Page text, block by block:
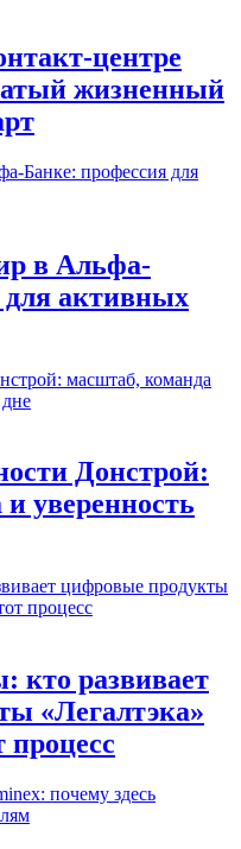
центре
жизненный
в Альфа-
активных
Донстрой:
уверенность
кто развивает
«Легалтэка»
процесс